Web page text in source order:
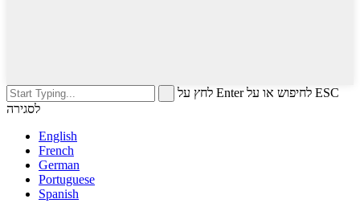
לחץ על Enter לחיפוש או על ESC
לסגירה
English
French
German
Portuguese
Spanish